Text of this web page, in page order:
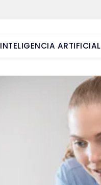
INTELIGENCIA ARTIFICIAL